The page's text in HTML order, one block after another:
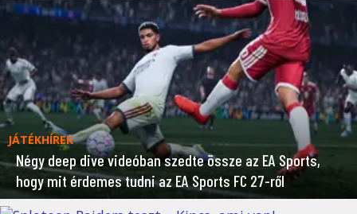
JÁTÉKHÍREK
Négy deep dive videóban szedte össze az EA Sports,
hogy mit érdemes tudni az EA Sports FC 27-ről